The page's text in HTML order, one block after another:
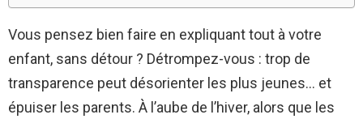
Vous pensez bien faire en expliquant tout à votre
enfant, sans détour ? Détrompez-vous : trop de
transparence peut désorienter les plus jeunes… et
épuiser les parents. À l’aube de l’hiver, alors que les